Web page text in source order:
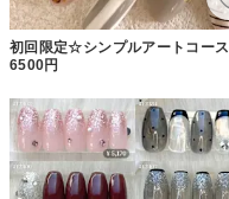
初回限定☆シンプルアートコース
6500円